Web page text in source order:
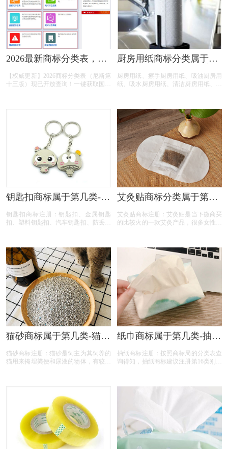
2026最新商标分类表，国
版45类别明细
【权威更新】2026商标分类表（尼斯第
十三版）现已开放查询！一键获取国家
效。
厨房用纸商标分类属于第
属于哪一类？
厨房用纸、擦手厨房用纸、吸油厨房用
纸、吸水厨房用纸、清洁厨房用纸、加
16类别商标，我们产品应该选择一些什
么具体商品呢！广州厨房用纸商标注
册、擦手厨房用纸商标注册、 注册厨
房用纸商标、吸油厨房用纸商标注册、
吸水厨房用纸商标注册、清洁厨房用纸
商标注册、加厚款厨房用纸商标注册、
厨房用纸商标注册、厨房用纸商标注册
代办、厨房用纸商标注册代理要多久？
厨房用纸商标注册价格怎么样？ 厨房
用纸商标注册流程以及材料要哪些呢？
不高？今天商标设计注册的小文将厨房
钥匙扣商标属于第几类-钥
类？「商标分类」
钥匙扣商标注册：钥匙扣、金属钥匙
扣、塑料钥匙扣、汽车钥匙扣、防丢失
册第06类别商标，我们产品应该选择一
些什么具体商品呢！广州钥匙扣商标注
册、金属钥匙扣商标注册、 注册钥匙
扣商标、塑料钥匙扣商标注册、汽车钥
匙扣商标注册、防丢失钥匙扣商标注
册、卡通钥匙扣商标注册、钥匙扣商标
注册、钥匙扣商标注册代办、钥匙扣商
标注册代理要多久？钥匙扣商标注册价
格怎么样？ 钥匙扣注册流程以及材料
要哪些呢？钥匙扣商标注册代理时审核
通过率高不高？今天商标设计注册的小
文将钥匙扣的具体商品整理出来：
艾灸贴商标分类属于第几
于哪一类？
艾灸贴商标注册：艾灸贴是当下微商买
的比较火的一款艾灸产品，很多女性都
时随地的艾灸，也没有那么高的技术要
求，只需要贴在相应的穴位上即可。按
照国家知识产权局商标局的商标分类查
询得知，艾灸贴商标建议注册第05、
10、44类别商标！
猫砂商标属于第几类-猫砂
「商标分类」
猫砂商标注册：猫砂是饲主为其饲养的
猫用来掩埋粪便和尿液的物体，有较好
提升，对猫砂商标注册也多起来了。按
照国家知识产权局商标局的商标分类查
询得知，猫砂商标注册商标建议注册第
31类别商标！
纸巾商标属于第几类-抽纸
「商标分类」
抽纸商标注册：按照商标局的分类表查
询得知，抽纸商标建议注册第16类别商
标注册、 注册抽纸商标、棉韧抽纸商
标注册、可湿水抽纸商标注册、婴儿抽
纸商标注册、厨房抽纸商标注册、抽纸
商标注册、抽纸商标注册代办、抽纸商
标注册代理要多久？抽纸商标注册价格
怎么样？ 抽纸商标注册流程以及材料
要哪些呢？抽纸商标注册代理时审核通
过率高不高？今天商标设计注册的小文